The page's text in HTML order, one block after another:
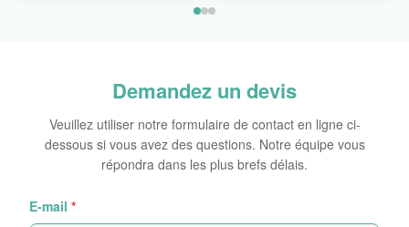
Demandez un devis
Veuillez utiliser notre formulaire de contact en ligne ci-
dessous si vous avez des questions. Notre équipe vous
répondra dans les plus brefs délais.
E-mail *